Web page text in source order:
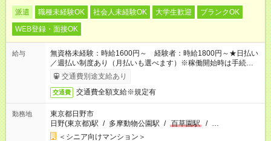
派遣 職種未経験OK 社会人未経験OK 大学生歓迎
ブランクOK
WEB登録・面接OK
給与
無資格未経験：時給1600円～ 経験者：時給1800円～★日払い
／週払い制度あり（月払いも選べます）※稼働開始時は手続き完
了次第のお支払いとなります。
交通費別途支給あり
交通費 交通費全額支給※規定有
勤務地
東京都日野市
日野(東京都)駅 / 多摩動物公園駅 / 百草園駅 / …
＜シニア向けマンション＞